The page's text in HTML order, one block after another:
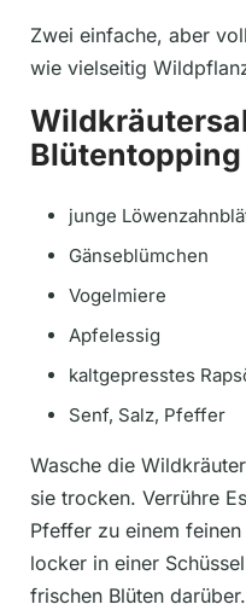
Zwei einfache, aber
wie vielseitig
Blütentopping
junge
Gänseblümchen
Vogelmiere
Apfelessig
kaltgepresstes
Senf, Salz, Pfeffer
Wasche die
sie trocken. Verrühre
Pfeffer zu einem
locker in einer
frischen Blüten